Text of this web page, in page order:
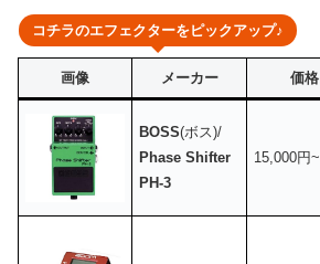
コチラのエフェクターをピックアップ♪
画像 メーカー 価格
BOSS(ボス)/
Phase Shifter
PH-3
15,000円~